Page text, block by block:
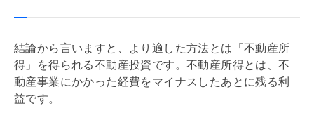
結論から言いますと、より適した方法とは「不動産所
得」を得られる不動産投資です。不動産所得とは、不
動産事業にかかった経費をマイナスしたあとに残る利
益です。